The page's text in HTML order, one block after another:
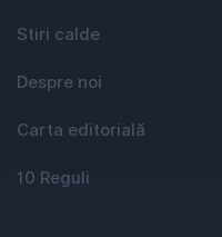
Stiri calde
Despre noi
Carta editorială
10 Reguli